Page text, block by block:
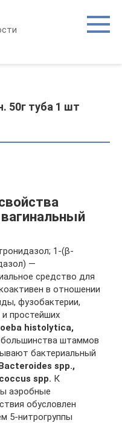
50г туба 1 шт
1-(β-
—
средство для
в отношении
фузобактерии,
простейших
histolytica,
штаммов
бактериальный
spp.,
spp. К
аэробные
обусловлен
5-нитрогруппы